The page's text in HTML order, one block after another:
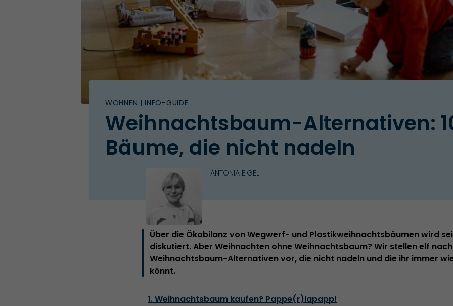
WOHNEN | INFO-GUIDE
Weihnachtsbaum-Alternativen:
Bäume, die nicht nadeln
ANTONIA EIGEL
Über die Ökobilanz von Wegwerf- und Plastikweihnachtsbäumen wird
diskutiert. Aber Weihnachten ohne Weihnachtsbaum? Wir stellen elf
Weihnachtsbaum-Alternativen vor, die nicht nadeln und die ihr immer
könnt.
1. Weihnachtsbaum kaufen? Pappe(r)lapapp!